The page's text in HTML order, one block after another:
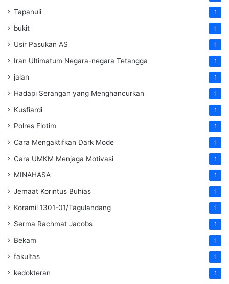
Tapanuli 1
bukit 1
Usir Pasukan AS 1
Iran Ultimatum Negara-negara Tetangga 1
jalan 1
Hadapi Serangan yang Menghancurkan 1
Kusfiardi 1
Polres Flotim 1
Cara Mengaktifkan Dark Mode 1
Cara UMKM Menjaga Motivasi 1
MINAHASA 1
Jemaat Korintus Buhias 1
Koramil 1301-01/Tagulandang 1
Serma Rachmat Jacobs 1
Bekam 1
fakultas 1
kedokteran 1